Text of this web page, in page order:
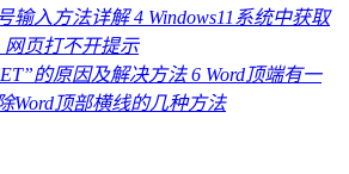
输入方法详解 4 Windows11系统中获取
网页打不开提示
的原因及解决方法 6 Word顶端有一
Word顶部横线的几种方法